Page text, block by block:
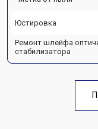
Юстировка
Ремонт шлейфа
стабилизатора